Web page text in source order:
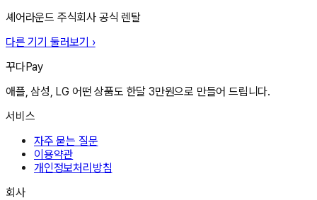
셰어라운드 주식회사 공식 렌탈
다른 기기 둘러보기 ›
꾸다Pay
애플, 삼성, LG 어떤 상품도 한달 3만원으로 만들어 드립니다.
서비스
자주 묻는 질문
이용약관
개인정보처리방침
회사